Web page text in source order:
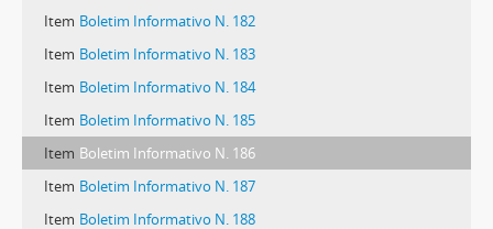
Item Boletim Informativo N. 182
Item Boletim Informativo N. 183
Item Boletim Informativo N. 184
Item Boletim Informativo N. 185
Item Boletim Informativo N. 186
Item Boletim Informativo N. 187
Item Boletim Informativo N. 188